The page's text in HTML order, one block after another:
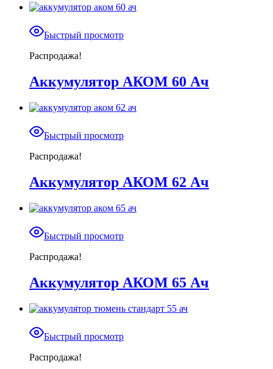
Быстрый просмотр
Распродажа!
Аккумулятор АКОМ 60 Ач
Быстрый просмотр
Распродажа!
Аккумулятор АКОМ 62 Ач
Быстрый просмотр
Распродажа!
Аккумулятор АКОМ 65 Ач
Быстрый просмотр
Распродажа!